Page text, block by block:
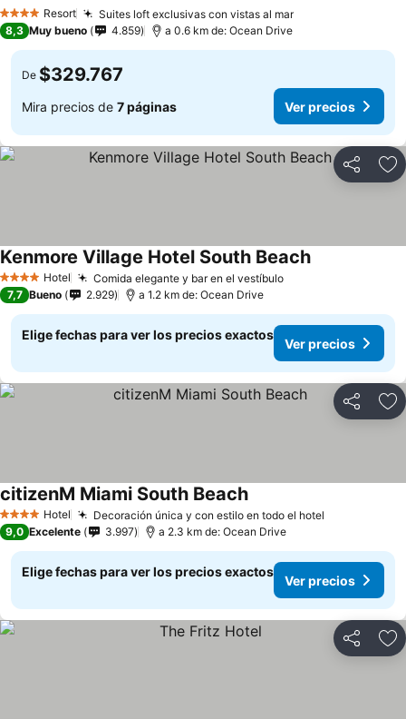
4 EstrellasResort Suites loft exclusivas con vistas al mar
8,3 Muy bueno 4.859 a 0.6 km de: Ocean Drive
De $329.767
Mira precios de 7 páginas Ver precios
Compartir
4 EstrellasHotel Comida elegante y bar en el vestíbulo
Kenmore Village Hotel South Beach
7,7 Bueno 2.929 a 1.2 km de: Ocean Drive
Elige fechas para ver los precios exactos
Ver precios
Compartir
4 EstrellasHotel Decoración única y con estilo en todo el hotel
citizenM Miami South Beach
9,0 Excelente 3.997 a 2.3 km de: Ocean Drive
Elige fechas para ver los precios exactos
Ver precios
Compartir